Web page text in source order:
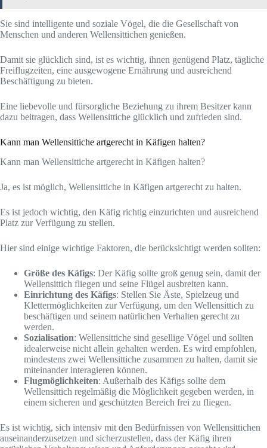
Sie sind intelligente und soziale Vögel, die die Gesellschaft von
Menschen und anderen Wellensittichen genießen.
Damit sie glücklich sind, ist es wichtig, ihnen genügend Platz, tägliche
Freiflugzeiten, eine ausgewogene Ernährung und ausreichend
Beschäftigung zu bieten.
Eine liebevolle und fürsorgliche Beziehung zu ihrem Besitzer kann
dazu beitragen, dass Wellensittiche glücklich und zufrieden sind.
Kann man Wellensittiche artgerecht in Käfigen halten?
Kann man Wellensittiche artgerecht in Käfigen halten?
Ja, es ist möglich, Wellensittiche in Käfigen artgerecht zu halten.
Es ist jedoch wichtig, den Käfig richtig einzurichten und ausreichend
Platz zur Verfügung zu stellen.
Hier sind einige wichtige Faktoren, die berücksichtigt werden sollten:
Größe des Käfigs: Der Käfig sollte groß genug sein, damit der
Wellensittich fliegen und seine Flügel ausbreiten kann.
Einrichtung des Käfigs: Stellen Sie Äste, Spielzeug und
Klettermöglichkeiten zur Verfügung, um den Wellensittich zu
beschäftigen und seinem natürlichen Verhalten gerecht zu
werden.
Sozialisation: Wellensittiche sind gesellige Vögel und sollten
idealerweise nicht allein gehalten werden. Es wird empfohlen,
mindestens zwei Wellensittiche zusammen zu halten, damit sie
miteinander interagieren können.
Flugmöglichkeiten: Außerhalb des Käfigs sollte dem
Wellensittich regelmäßig die Möglichkeit gegeben werden, in
einem sicheren und geschützten Bereich frei zu fliegen.
Es ist wichtig, sich intensiv mit den Bedürfnissen von Wellensittichen
auseinanderzusetzen und sicherzustellen, dass der Käfig ihren